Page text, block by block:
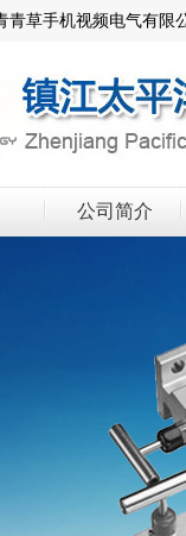
青草手机视频电气有限
公司简介